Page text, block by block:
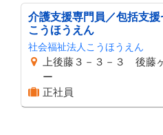
介護支援専門員／包括支
こうほうえん
社会福祉法人こうほうえん
上後藤３－３－３ 後藤
ー
正社員